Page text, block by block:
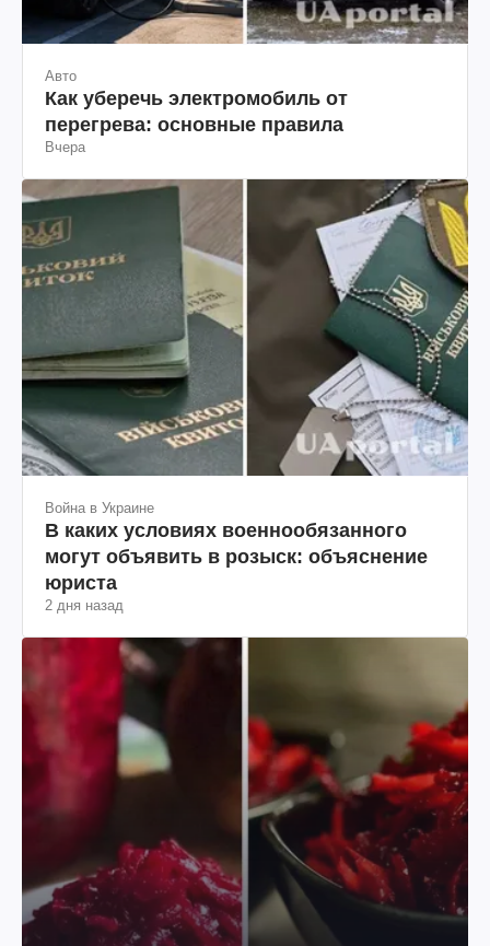
Авто
Как уберечь электромобиль от
перегрева: основные правила
Вчера
Война в Украине
В каких условиях военнообязанного
могут объявить в розыск: объяснение
юриста
2 дня назад